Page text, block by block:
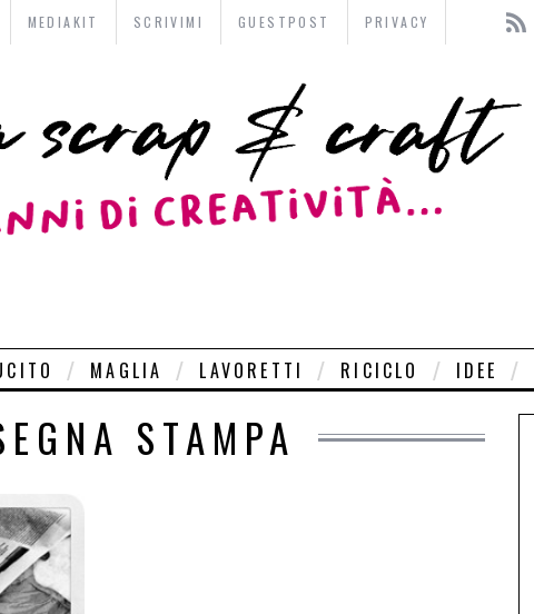
MEDIAKIT SCRIVIMI GUESTPOST PRIVACY
MAGLIA LAVORETTI RICICLO IDEE
STAMPA